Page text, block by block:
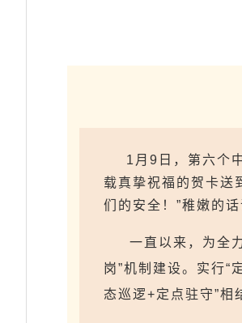
1月9日，第六个
载真挚祝福的贺卡送
们的安全！”稚嫩的
一直以来，为全
岗”机制建设。实行“
态巡逻+定点驻守”相